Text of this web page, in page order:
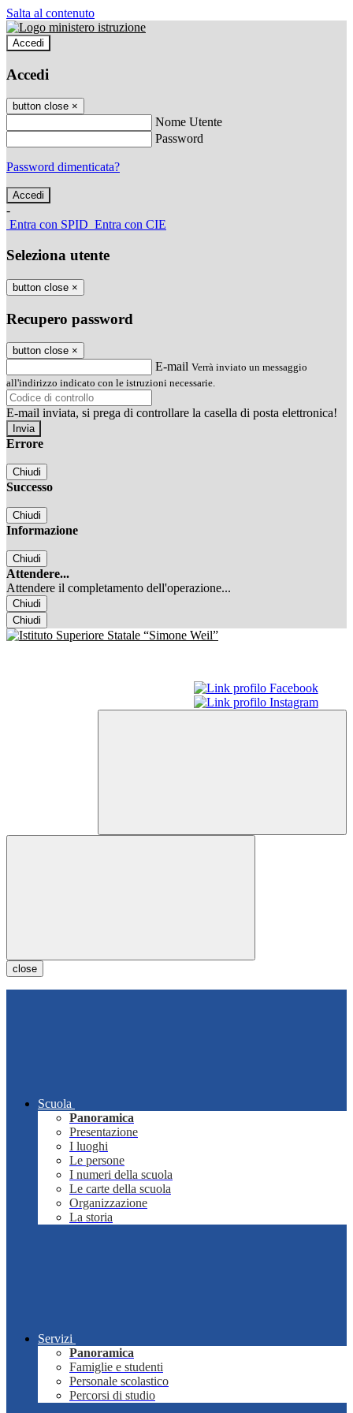
Salta al contenuto
Accedi
Accedi
button close ×
Nome Utente
Password
Password dimenticata?
-
Entra con SPID Entra con CIE
Seleziona utente
button close ×
Recupero password
button close ×
E-mail Verrà inviato un messaggio
all'indirizzo indicato con le istruzioni necessarie.
E-mail inviata, si prega di controllare la casella di posta elettronica!
Errore
Chiudi
Successo
Chiudi
Informazione
Chiudi
Attendere...
Attendere il completamento dell'operazione...
Chiudi
Chiudi
close
Scuola
Panoramica
Presentazione
I luoghi
Le persone
I numeri della scuola
Le carte della scuola
Organizzazione
La storia
Servizi
Panoramica
Famiglie e studenti
Personale scolastico
Percorsi di studio